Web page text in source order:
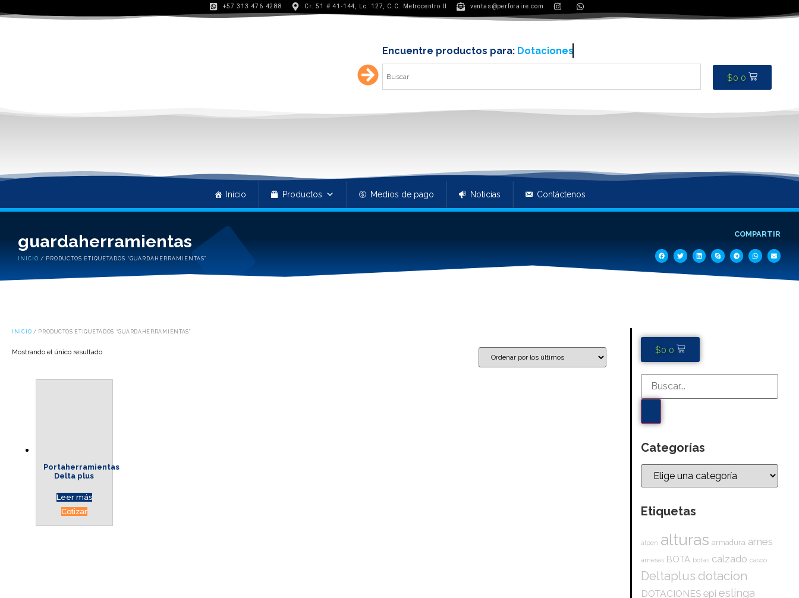
+57 313 476 4288 Cr. 51 # 41-144, Lc. 127, C.C. Metrocentro II ventas@perforaire.com
Encuentre productos para: Dotaciones
$0 0
Inicio Productos Medios de pago Noticias Contáctenos
guardaherramientas
INICIO / PRODUCTOS ETIQUETADOS “GUARDAHERRAMIENTAS”
COMPARTIR
INICIO / PRODUCTOS ETIQUETADOS “GUARDAHERRAMIENTAS”
Mostrando el único resultado
Portaherramientas
Delta plus
Leer más
Cotizar
$0 0
Categorías
Etiquetas
alpen alturas armadura arnes
arneses BOTA botas calzado casco
Deltaplus dotacion
DOTACIONES epi eslinga